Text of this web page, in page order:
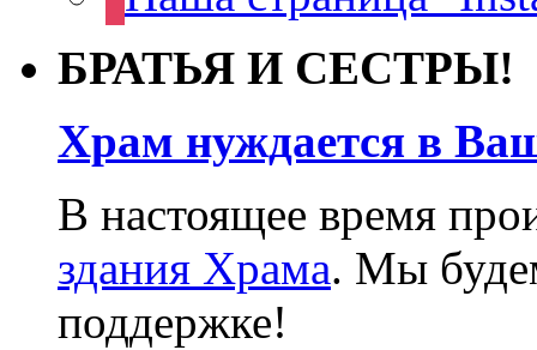
БРАТЬЯ И СЕСТРЫ!
Храм нуждается в
В настоящее время
здания Храма. Мы
поддержке!